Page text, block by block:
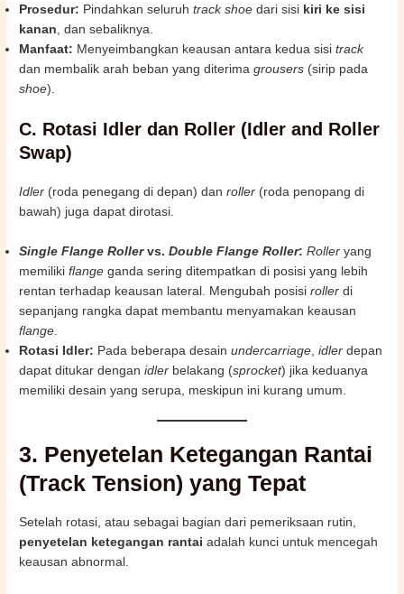
Prosedur: Pindahkan seluruhtrack shoe dari sisi kiri ke sisi
kanan , dan sebaliknya.
Manfaat: Menyeimbangkan keausan antara kedua sisitrack
dan membalik arah beban yang diterimagrousers (sirip pada
shoe).
C. Rotasi Idler dan Roller (Idler and Roller
Swap)
Idler (roda penegang di depan) danroller (roda penopang di
bawah) juga dapat dirotasi.
Single Flange Rollervs.Double Flange Roller: Roller yang
memilikiflange ganda sering ditempatkan di posisi yang lebih
rentan terhadap keausan lateral. Mengubah posisiroller di
sepanjang rangka dapat membantu menyamakan keausan
flange.
Rotasi Idler: Pada beberapa desainundercarriage,idler depan
dapat ditukar denganidler belakang (sprocket) jika keduanya
memiliki desain yang serupa, meskipun ini kurang umum.
3. Penyetelan Ketegangan Rantai
(Track Tension) yang Tepat
Setelah rotasi, atau sebagai bagian dari pemeriksaan rutin,
penyetelan ketegangan rantai adalah kunci untuk mencegah
keausan abnormal.